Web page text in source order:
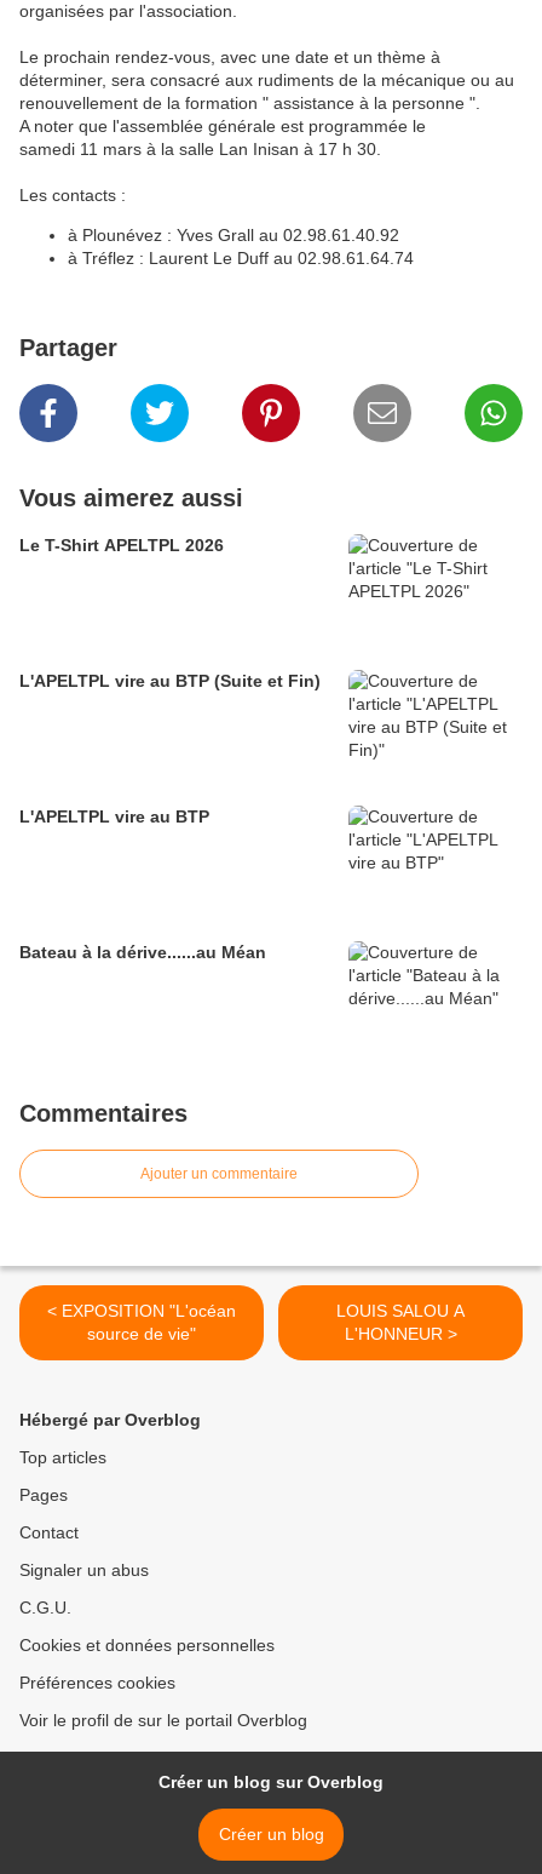
organisées par l'association.
Le prochain rendez-vous, avec une date et un thème à
déterminer, sera consacré aux rudiments de la mécanique ou au
renouvellement de la formation " assistance à la personne ".
A noter que l'assemblée générale est programmée le
samedi 11 mars à la salle Lan Inisan à 17 h 30.
Les contacts :
à Plounévez : Yves Grall au 02.98.61.40.92
à Tréflez : Laurent Le Duff au 02.98.61.64.74
Partager
Vous aimerez aussi
Le T-Shirt APELTPL 2026
L'APELTPL vire au BTP (Suite et Fin)
L'APELTPL vire au BTP
Bateau à la dérive......au Méan
Commentaires
Ajouter un commentaire
< EXPOSITION "L'océan
source de vie"
LOUIS SALOU A
L'HONNEUR >
Hébergé par Overblog
Top articles
Pages
Contact
Signaler un abus
C.G.U.
Cookies et données personnelles
Préférences cookies
Voir le profil de sur le portail Overblog
Créer un blog sur Overblog
Créer un blog